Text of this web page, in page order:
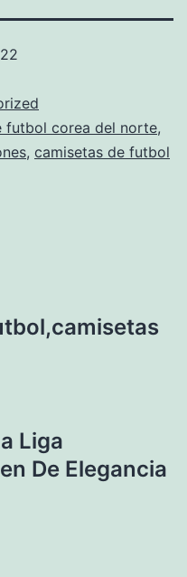
futbol corea del norte,
, camisetas de futbol
Liga
De Elegancia